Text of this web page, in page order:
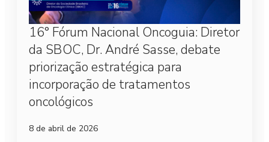
16° Fórum Nacional Oncoguia: Diretor
da SBOC, Dr. André Sasse, debate
priorização estratégica para
incorporação de tratamentos
oncológicos
8 de abril de 2026